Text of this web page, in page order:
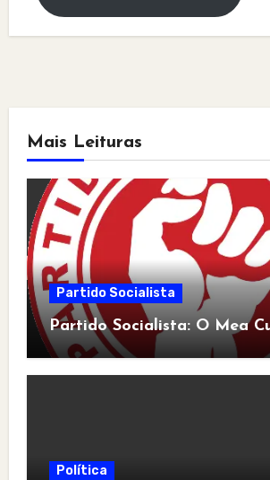
Mais Leituras
Partido Socialista
Partido Socialista: O Mea
Política